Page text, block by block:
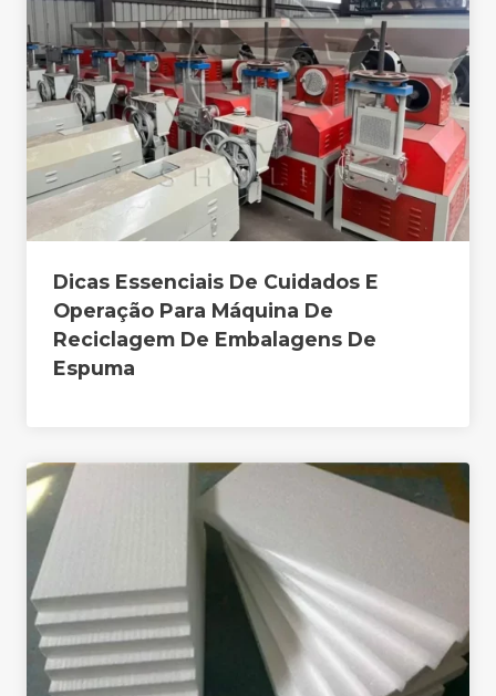
Dicas Essenciais De Cuidados E
Operação Para Máquina De
Reciclagem De Embalagens De
Espuma